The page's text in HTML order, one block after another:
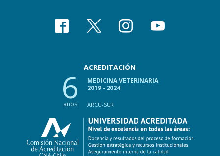
ACREDITACIÓN
6
años
MEDICINA VETERINARIA
2019 - 2024
ARCU-SUR